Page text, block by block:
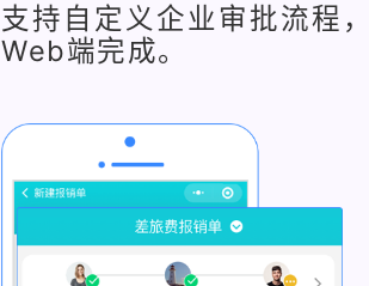
支持自定义企业审批流程
Web端完成。